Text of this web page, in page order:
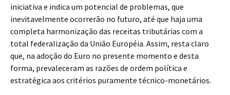
iniciativa e indica um potencial de problemas, que
inevitavelmente ocorrerão no futuro, até que haja uma
completa harmonização das receitas tributárias com a
total federalização da União Européia. Assim, resta claro
que, na adoção do Euro no presente momento e desta
forma, prevaleceram as razões de ordem política e
estratégica aos critérios puramente técnico-monetários.